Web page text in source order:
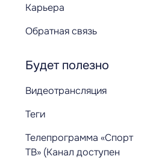
Карьера
Обратная связь
Будет полезно
Видеотрансляция
Теги
Телепрограмма «Спорт
ТВ» (Канал доступен